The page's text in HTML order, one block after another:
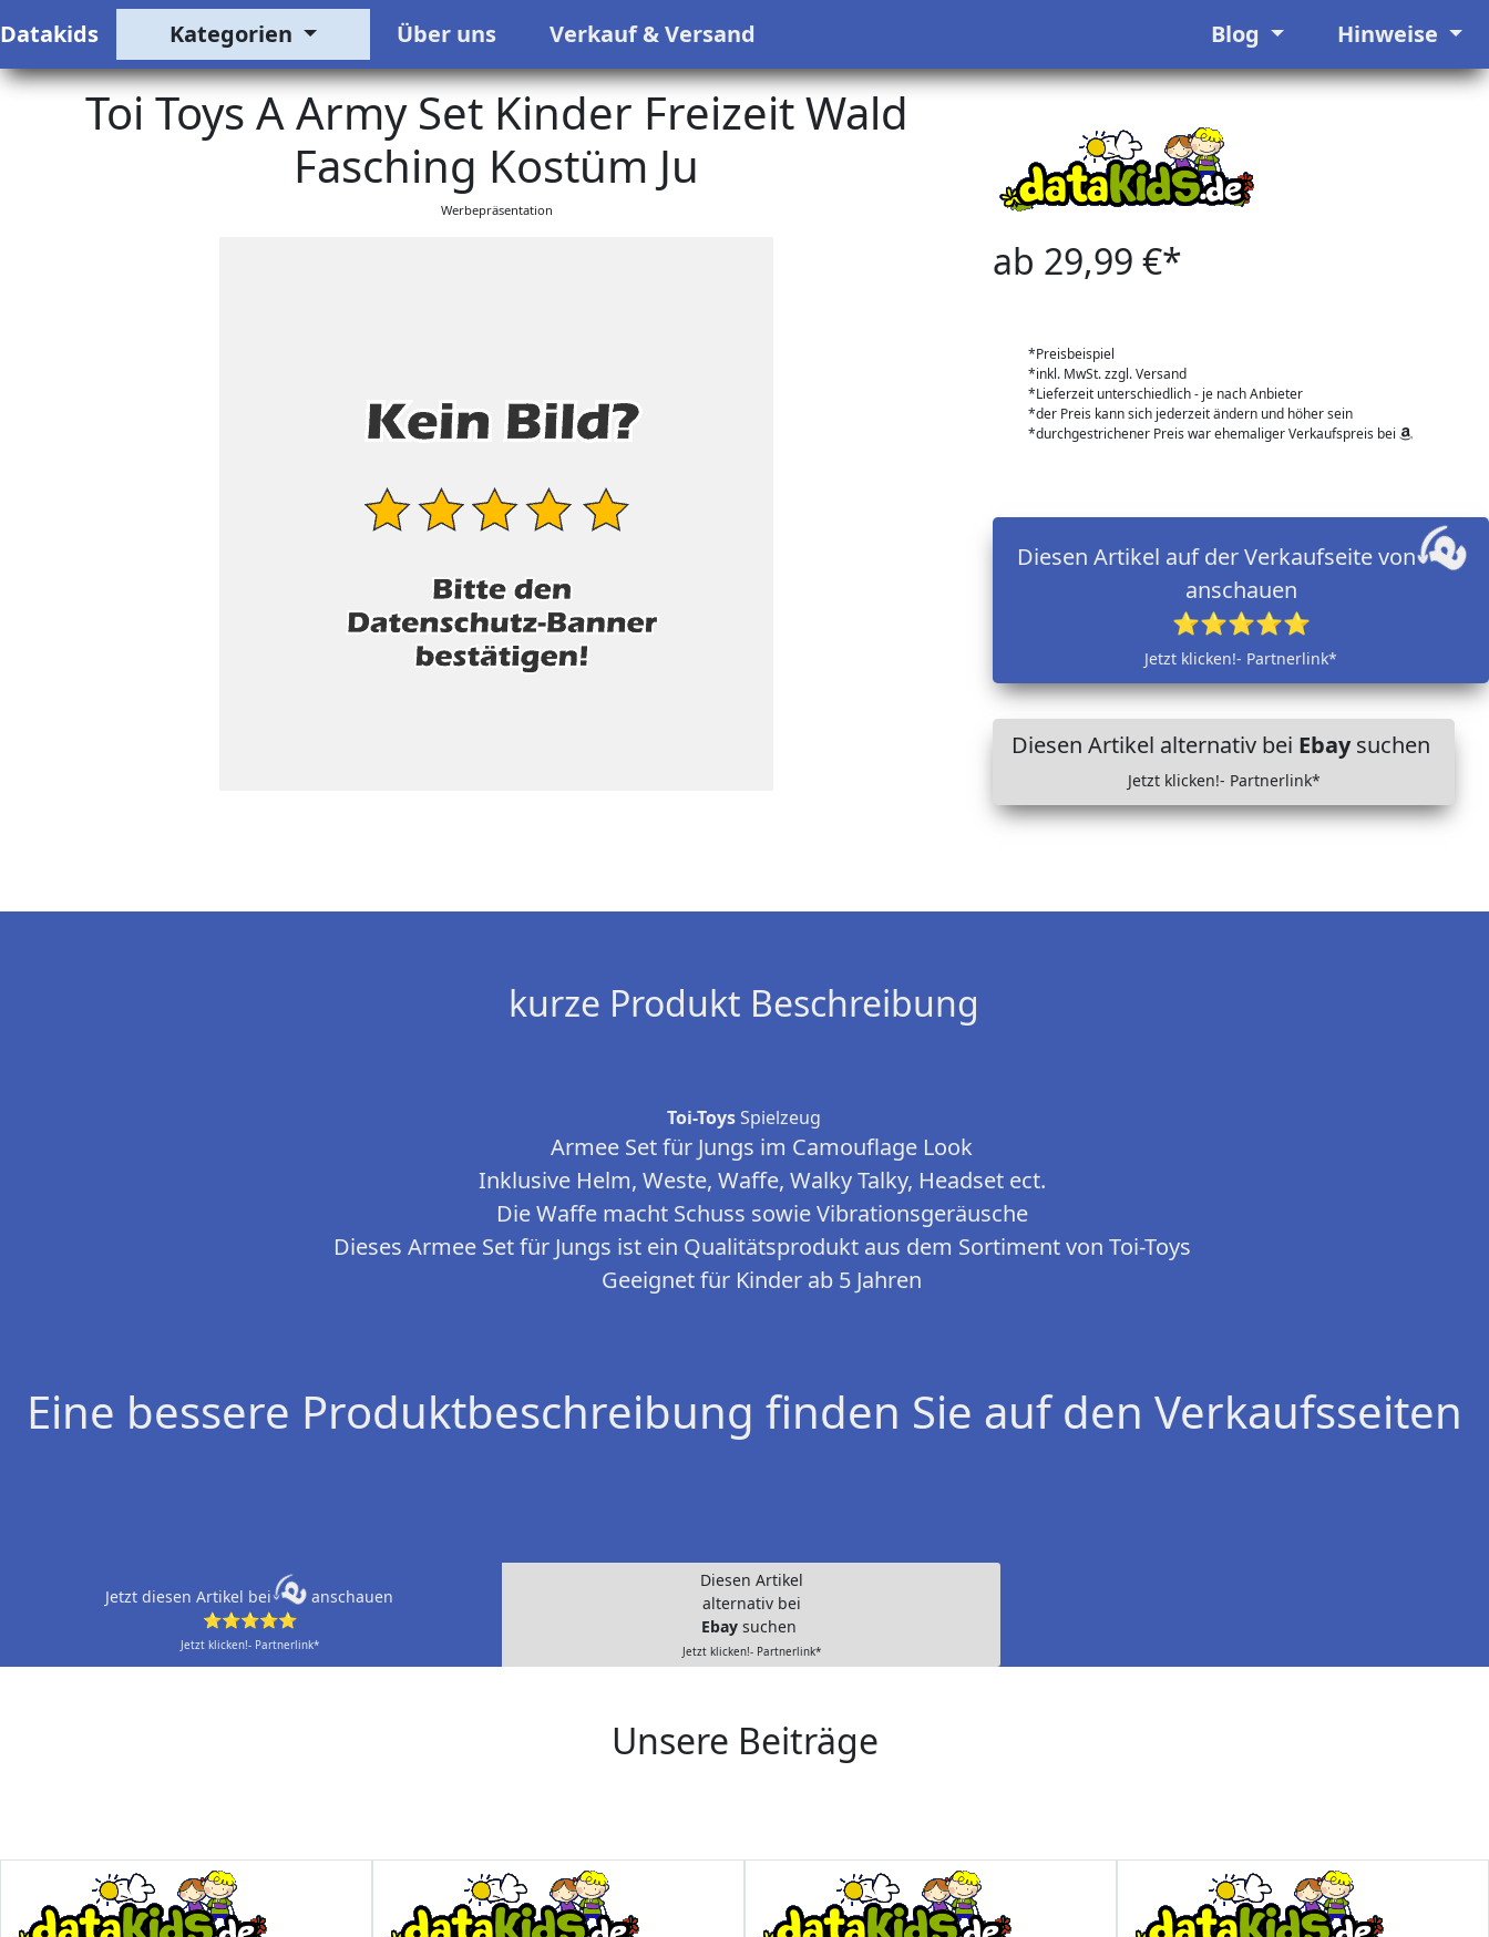
Datakids Kategorien Über uns Verkauf & Versand Blog Hinweise
Toi Toys A Army Set Kinder Freizeit Wald
Fasching Kostüm Ju
Werbepräsentation
ab 29,99 €*
*Preisbeispiel
*inkl. MwSt. zzgl. Versand
*Lieferzeit unterschiedlich - je nach Anbieter
*der Preis kann sich jederzeit ändern und höher sein
*durchgestrichener Preis war ehemaliger Verkaufspreis bei
Diesen Artikel auf der Verkaufseite von
anschauen
⭐⭐⭐⭐⭐
Jetzt klicken!- Partnerlink*
Diesen Artikel alternativ bei Ebaysuchen
Jetzt klicken!- Partnerlink*
kurze Produkt Beschreibung
Toi-ToysSpielzeug
Armee Set für Jungs im Camouflage Look
Inklusive Helm, Weste, Waffe, Walky Talky, Headset ect.
Die Waffe macht Schuss sowie Vibrationsgeräusche
Dieses Armee Set für Jungs ist ein Qualitätsprodukt aus dem Sortiment von Toi-Toys
Geeignet für Kinder ab 5 Jahren
Eine bessere Produktbeschreibung finden Sie auf den Verkaufsseiten
Jetzt diesen Artikel bei
anschauen
⭐⭐⭐⭐⭐
Jetzt klicken!- Partnerlink*
Diesen Artikel
alternativ bei
Ebay suchen
Jetzt klicken!- Partnerlink*
Unsere Beiträge